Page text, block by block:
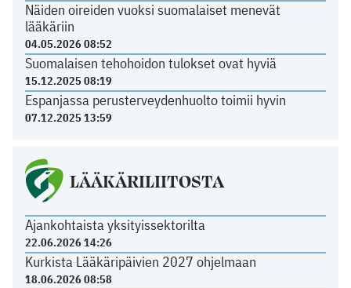
Näiden oireiden vuoksi suomalaiset menevät
lääkäriin
04.05.2026 08:52
Suomalaisen tehohoidon tulokset ovat hyviä
15.12.2025 08:19
Espanjassa perusterveydenhuolto toimii hyvin
07.12.2025 13:59
LÄÄKÄRILIITOSTA
Ajankohtaista yksityissektorilta
22.06.2026 14:26
Kurkista Lääkäripäivien 2027 ohjelmaan
18.06.2026 08:58